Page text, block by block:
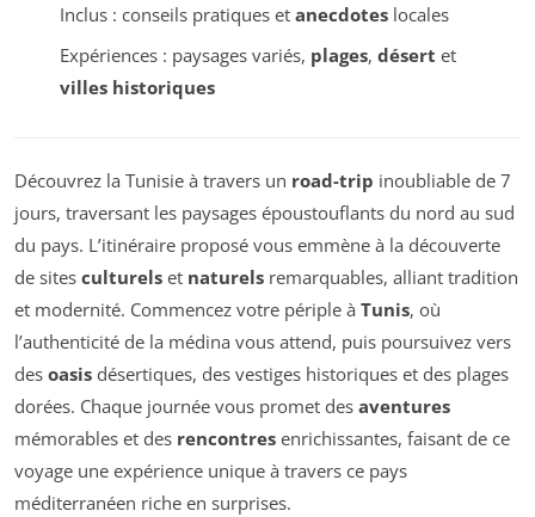
Inclus : conseils pratiques et anecdoteslocales
Expériences : paysages variés, plages, désert et
villes historiques
Découvrez la Tunisie à travers un road-trip inoubliable de 7
jours, traversant les paysages époustouflants du nord au sud
du pays. L’itinéraire proposé vous emmène à la découverte
de sites culturels et naturels remarquables, alliant tradition
et modernité. Commencez votre périple à Tunis, où
l’authenticité de la médina vous attend, puis poursuivez vers
des oasis désertiques, des vestiges historiques et des plages
dorées. Chaque journée vous promet des aventures
mémorables et des rencontres enrichissantes, faisant de ce
voyage une expérience unique à travers ce pays
méditerranéen riche en surprises.